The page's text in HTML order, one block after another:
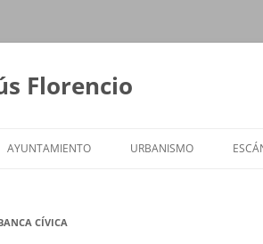
Florencio
AYUNTAMIENTO URBANISMO
CÍVICA